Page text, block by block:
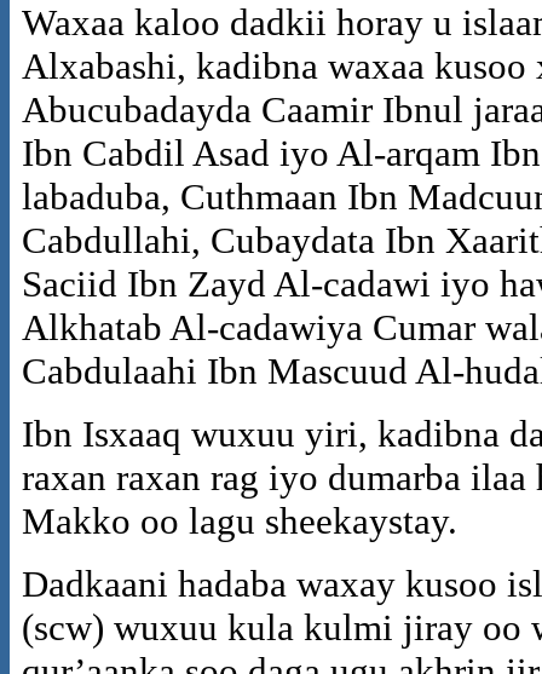
Waxaa kaloo dadkii horay u
Alxabashi, kadibna waxaa
Abucubadayda Caamir Ibnul
Ibn Cabdil Asad iyo Al-arqam
labaduba, Cuthmaan Ibn
Cabdullahi, Cubaydata Ibn
Saciid Ibn Zayd Al-cadawi iyo
Alkhatab Al-cadawiya Cumar
Cabdulaahi Ibn Mascuud Al-
Ibn Isxaaq wuxuu yiri, kadibna
raxan raxan rag iyo dumarba
Makko oo lagu sheekaystay.
Dadkaani hadaba waxay kusoo
(scw) wuxuu kula kulmi jiray oo